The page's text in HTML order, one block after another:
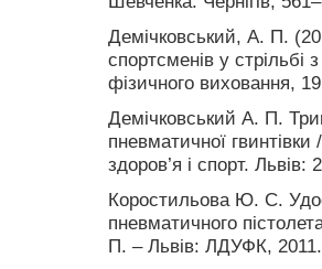
Демічковський, А. П.
спортсменів у стрільбі
фізичного виховання,
Демічковський А. П.
пневматичної
здоров’я і спорт.
Коростильова Ю. С.
пневматичного
П. – Львів: ЛДУФК,